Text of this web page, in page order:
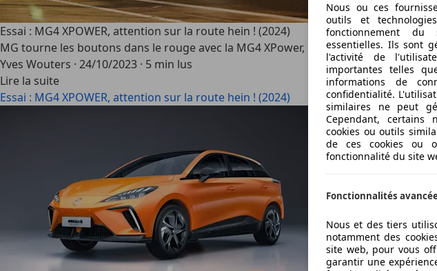
Essai : MG4 XPOWER, attention sur la route hein ! (2024)
MG tourne les boutons dans le rouge avec la MG4 XPower, une compacte
Yves Wouters · 24/10/2023 · 5 min lus
Lire la suite
Essai : MG4 XPOWER, attention sur la route hein ! (2024)
Nous ou ces
outils et
fonctionnement
essentielles. Ils sont
l'activité de
importantes telles
informations de
confidentialité.
similaires ne peut
Cependant, certains
cookies ou outils
de ces cookies ou
fonctionnalité du site
Fonctionnalités
Nous et des tiers
notamment des
site web, pour vous
garantir une